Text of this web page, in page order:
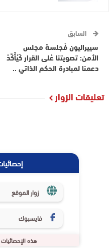
السابق
سييراليون فْجلسة مجلس
الأمن: تصويتنا عْلى القرار كَيْأَكَّدْ
دعمنا لمبادرة الحكم الذاتي ..
تعليقات الزوار
زوار الموقع
فايسبوك
هذه